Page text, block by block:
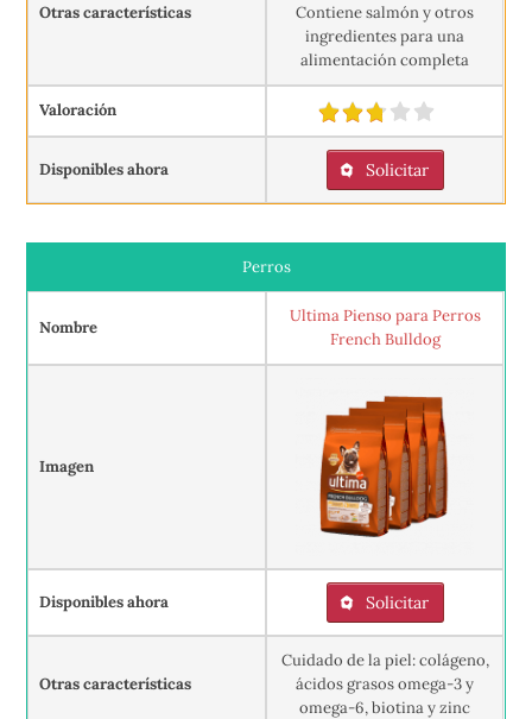
Otras características
Contiene salmón y otros
ingredientes para una
alimentación completa
Valoración
Disponibles ahora Solicitar
Perros
Nombre
Ultima Pienso para Perros
French Bulldog
Imagen
Disponibles ahora Solicitar
Otras características
Cuidado de la piel: colágeno,
ácidos grasos omega-3 y
omega-6, biotina y zinc